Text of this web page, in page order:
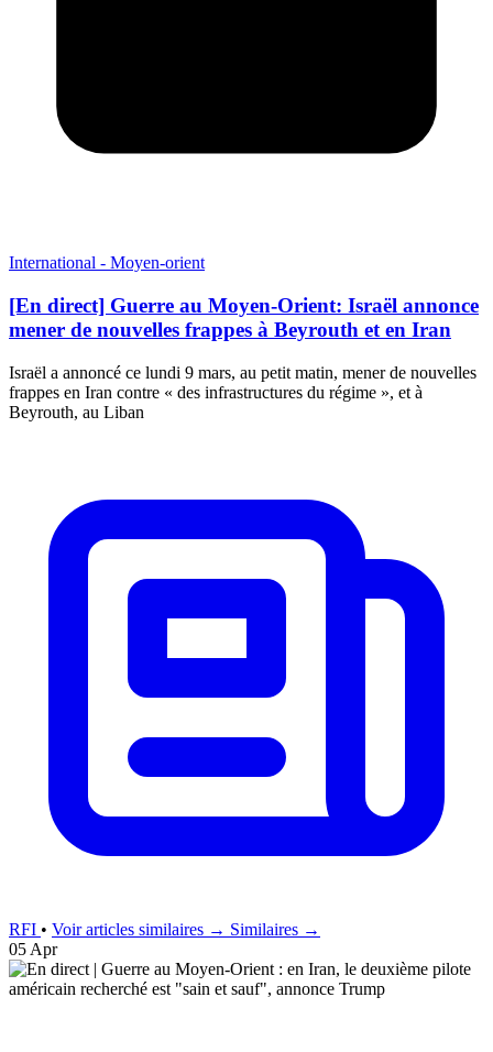
International - Moyen-orient
[En direct] Guerre au Moyen-Orient: Israël annonce
mener de nouvelles frappes à Beyrouth et en Iran
Israël a annoncé ce lundi 9 mars, au petit matin, mener de nouvelles
frappes en Iran contre « des infrastructures du régime », et à
Beyrouth, au Liban
RFI • Voir articles similaires → Similaires →
05 Apr